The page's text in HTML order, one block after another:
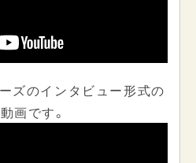
ズのインタビュー形式の
画です。